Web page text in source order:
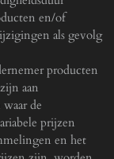
en/of
als gevolg
producten
aan
de
prijzen
en het